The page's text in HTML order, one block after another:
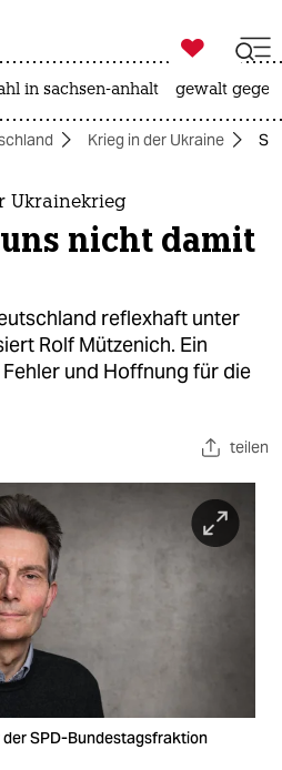
ich
ich

taz zahl ich
in sachsen-anhalt gewalt
Krieg in der Ukraine
Ukrainekrieg
nicht damit
reflexhaft unter
Rolf Mützenich. Ein
und Hoffnung für die
teilen
SPD-Bundestagsfraktion